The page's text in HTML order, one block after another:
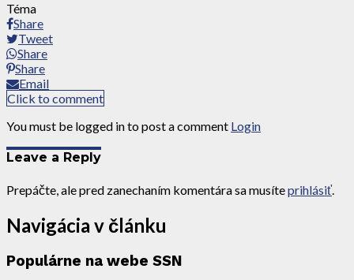
Téma
Share
Tweet
Share
Share
Email
Click to comment
You must be logged in to post a comment Login
Leave a Reply
Prepáčte, ale pred zanechaním komentára sa musíteprihlásiť.
Navigácia v článku
Populárne na webe SSN